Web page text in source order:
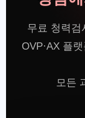
무료 청력
OVP·AX 플
모든